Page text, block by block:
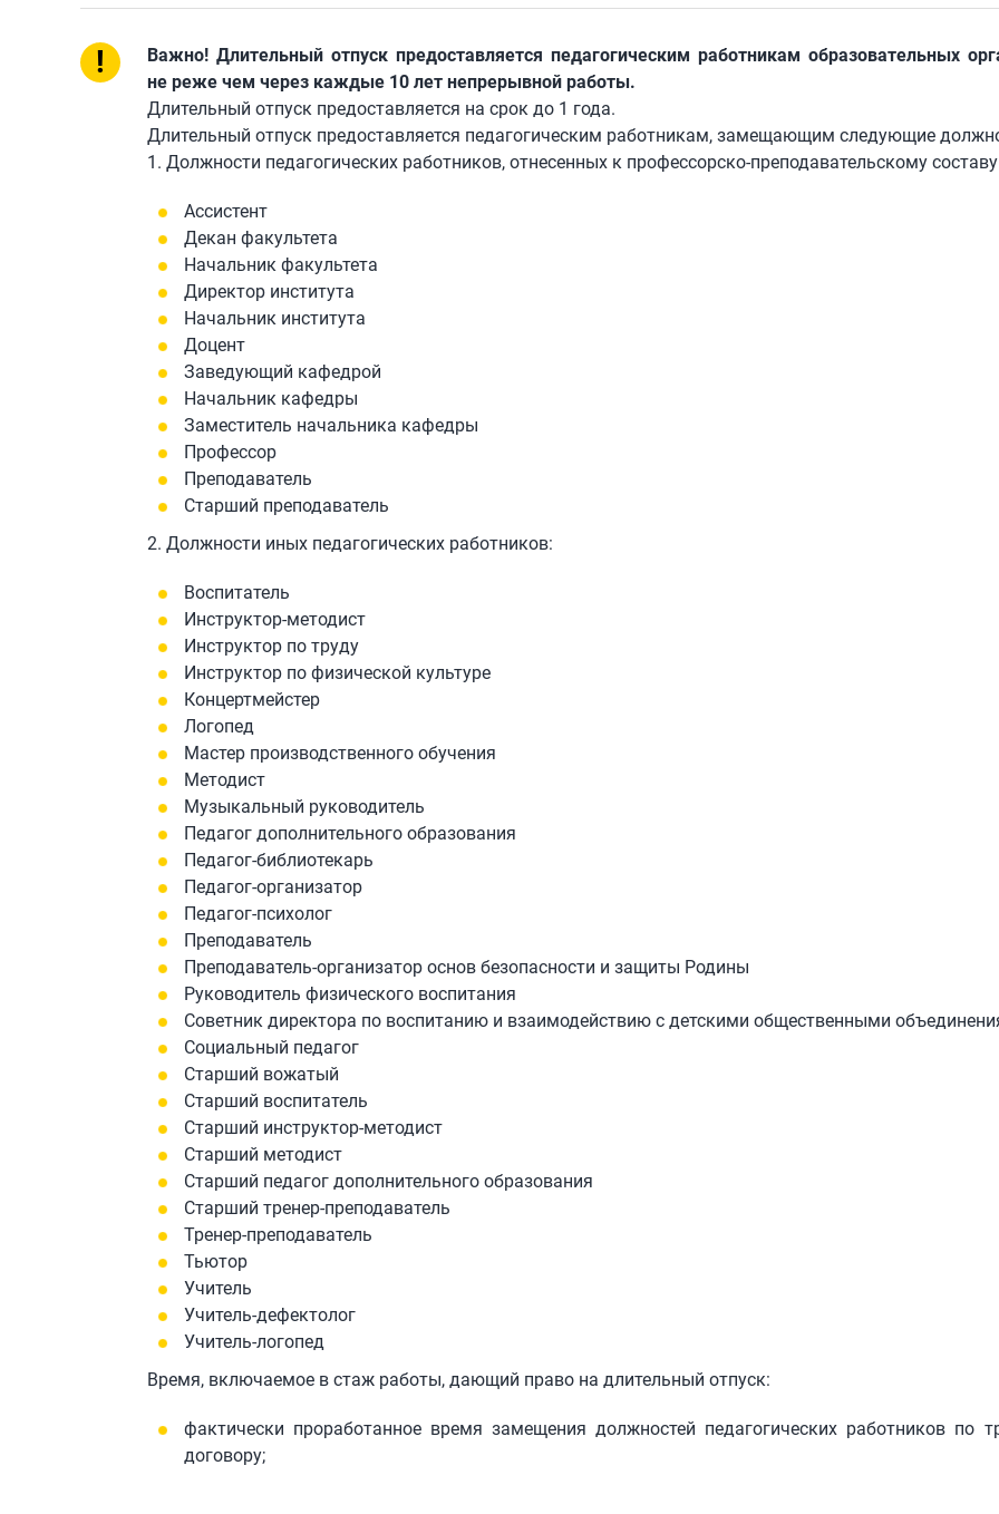
!
Важно! Длительный отпуск предоставляется педагогическим работникам образовательных
не реже чем через каждые 10 лет непрерывной работы.
Длительный отпуск предоставляется на срок до 1 года.
Длительный отпуск предоставляется педагогическим работникам, замещающим следующие
1. Должности педагогических работников, отнесенных к профессорско-преподавательскому
Ассистент
Декан факультета
Начальник факультета
Директор института
Начальник института
Доцент
Заведующий кафедрой
Начальник кафедры
Заместитель начальника кафедры
Профессор
Преподаватель
Старший преподаватель
2. Должности иных педагогических работников:
Воспитатель
Инструктор-методист
Инструктор по труду
Инструктор по физической культуре
Концертмейстер
Логопед
Мастер производственного обучения
Методист
Музыкальный руководитель
Педагог дополнительного образования
Педагог-библиотекарь
Педагог-организатор
Педагог-психолог
Преподаватель
Преподаватель-организатор основ безопасности и защиты Родины
Руководитель физического воспитания
​Советник директора по воспитанию и взаимодействию с детскими общественными
Социальный педагог
Старший вожатый
Старший воспитатель
Старший инструктор-методист
Старший методист
Старший педагог дополнительного образования
Старший тренер-преподаватель
Тренер-преподаватель
Тьютор
Учитель
Учитель-дефектолог
Учитель-логопед
Время, включаемое в стаж работы, дающий право на длительный отпуск:
фактически проработанное время замещения должностей педагогических работников по
договору;